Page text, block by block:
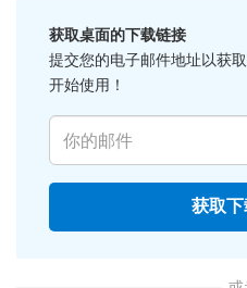
获取桌面的下载链接
提交您的电子邮件地址以获
开始使用！
获取